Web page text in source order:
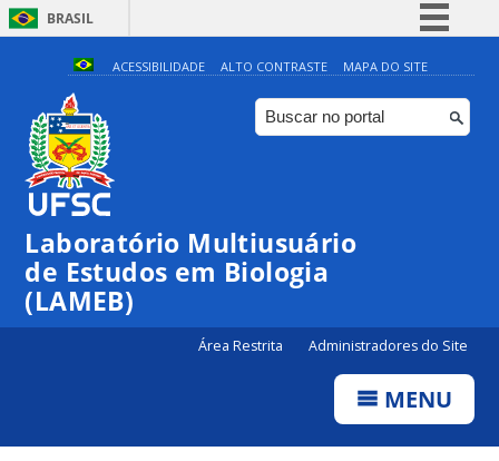
BRASIL
Simplifique!
Comunica BR
Participe
Canais
ACESSIBILIDADE ALTO CONTRASTE MAPA DO SITE
Laboratório Multiusuário
de Estudos em Biologia
(LAMEB)
Área Restrita Administradores do Site
MENU